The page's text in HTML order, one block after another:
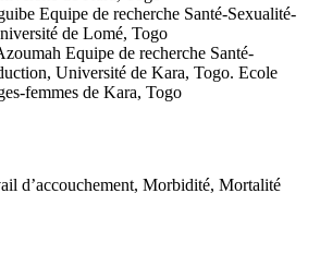
Equipe de recherche Santé-Sexualité-
de Lomé, Togo
Equipe de recherche Santé-
Université de Kara, Togo. Ecole
femmes de Kara, Togo
d’accouchement, Morbidité, Mortalité